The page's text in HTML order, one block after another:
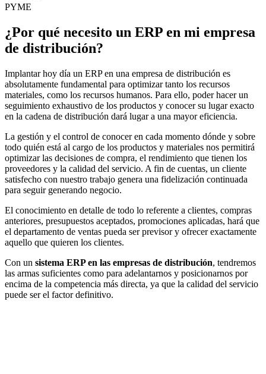
PYME
¿Por qué necesito un ERP en mi empresa
de distribución?
Implantar hoy día un ERP en una empresa de distribución es
absolutamente fundamental para optimizar tanto los recursos
materiales, como los recursos humanos. Para ello, poder hacer un
seguimiento exhaustivo de los productos y conocer su lugar exacto
en la cadena de distribución dará lugar a una mayor eficiencia.
La gestión y el control de conocer en cada momento dónde y sobre
todo quién está al cargo de los productos y materiales nos permitirá
optimizar las decisiones de compra, el rendimiento que tienen los
proveedores y la calidad del servicio. A fin de cuentas, un cliente
satisfecho con nuestro trabajo genera una fidelización continuada
para seguir generando negocio.
El conocimiento en detalle de todo lo referente a clientes, compras
anteriores, presupuestos aceptados, promociones aplicadas, hará que
el departamento de ventas pueda ser previsor y ofrecer exactamente
aquello que quieren los clientes.
Con un sistema ERP en las empresas de distribución, tendremos
las armas suficientes como para adelantarnos y posicionarnos por
encima de la competencia más directa, ya que la calidad del servicio
puede ser el factor definitivo.